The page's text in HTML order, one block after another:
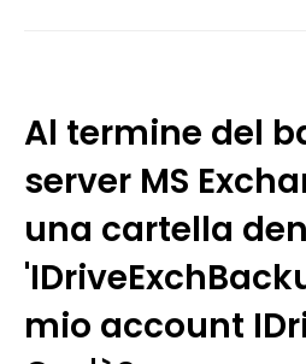
Al termine del
server MS
una cartella
mio account